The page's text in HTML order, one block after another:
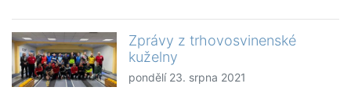
Zprávy z trhovosvinenské
kuželny
pondělí 23. srpna 2021